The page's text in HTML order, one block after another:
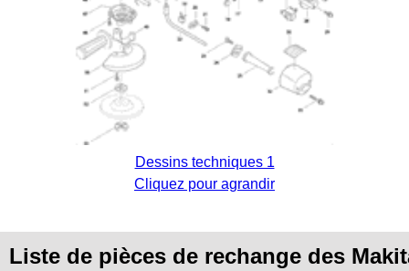
Dessins techniques 1
Cliquez pour agrandir
Liste de pièces de rechange des